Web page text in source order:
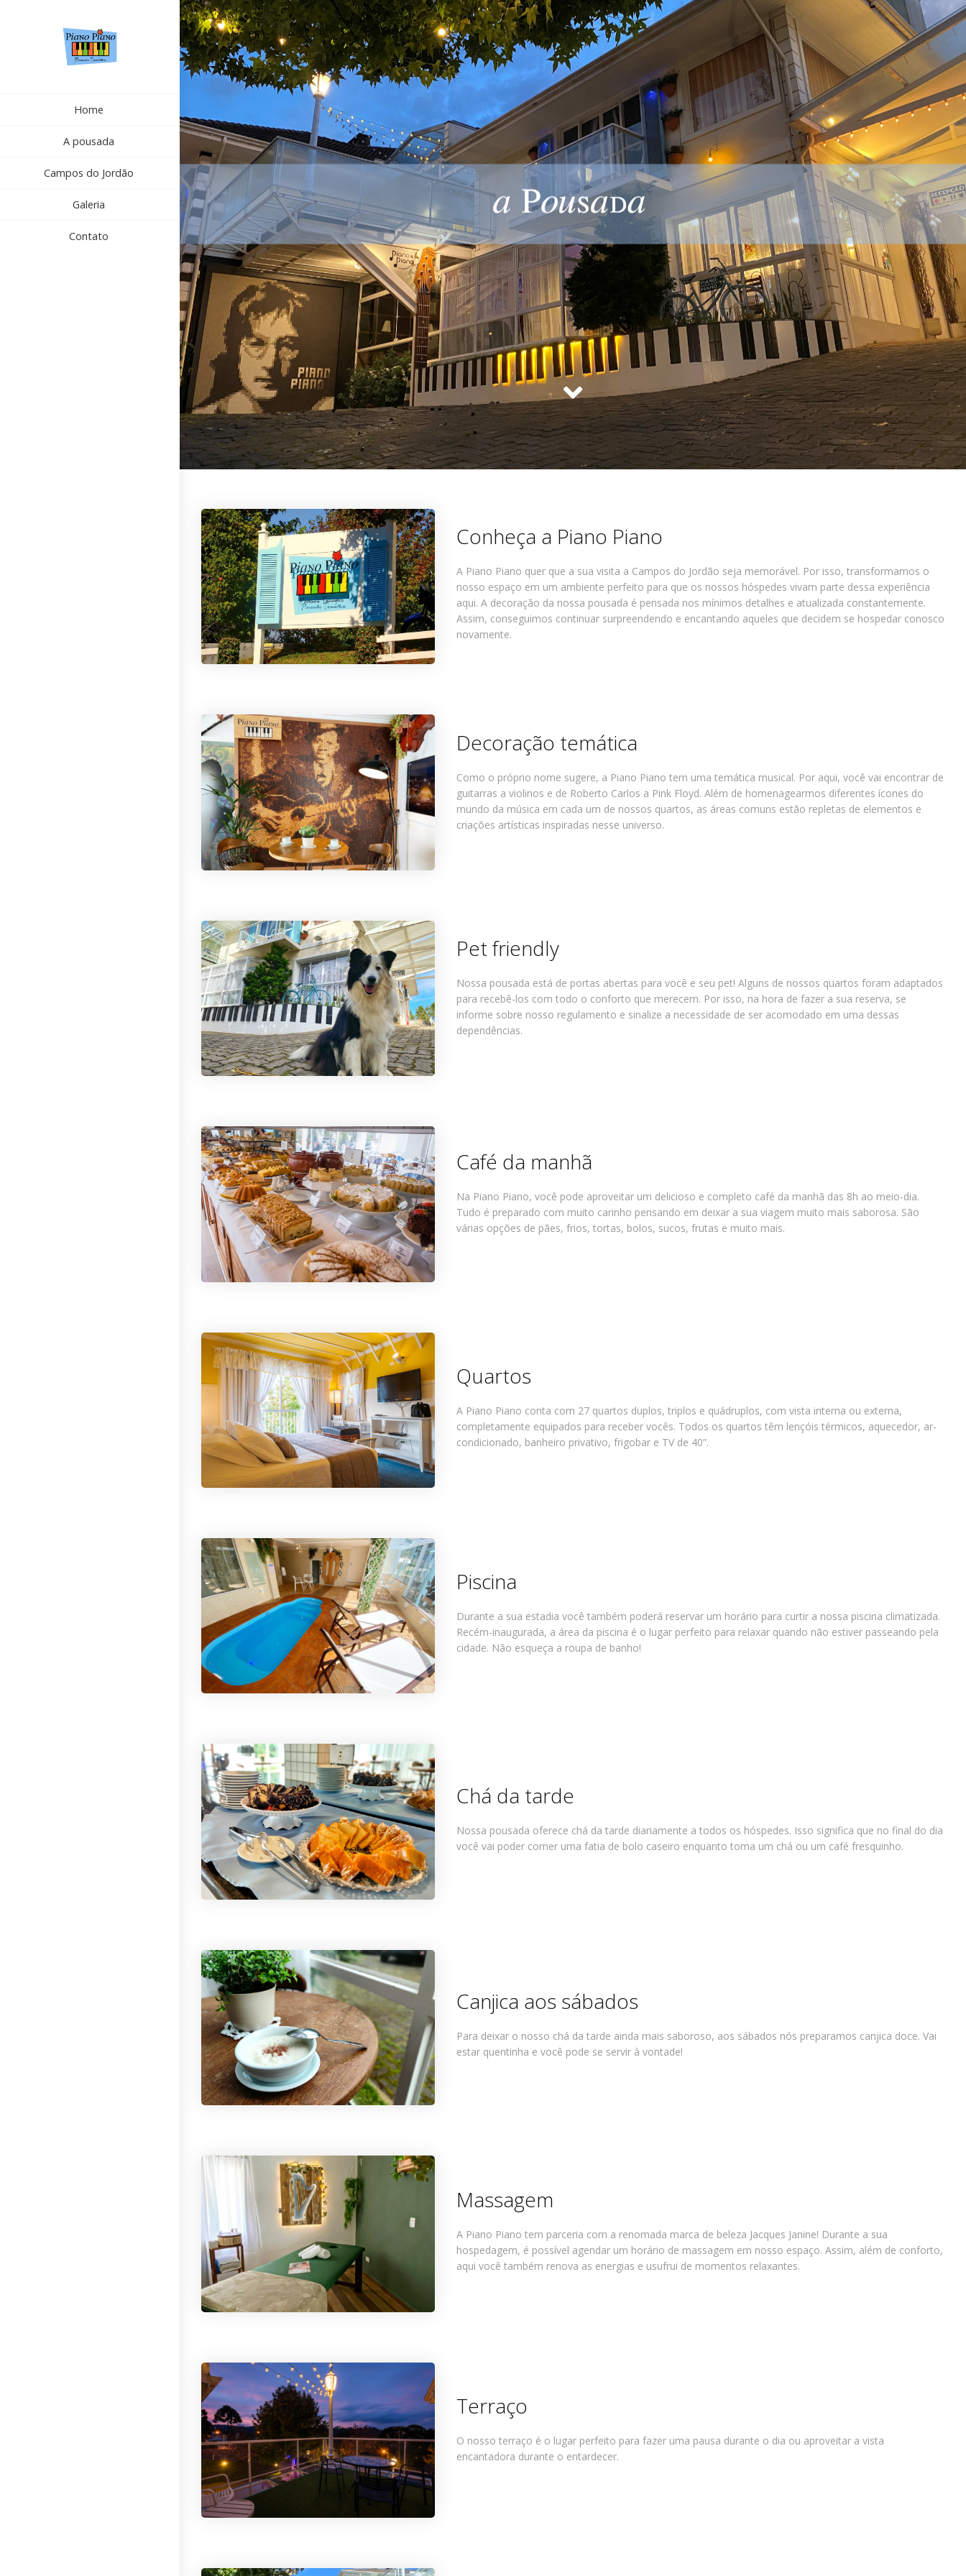
Home
A pousada
Campos do Jordão
Galeria
Contato
Conheça a Piano Piano
A Piano Piano quer que a sua visita a Campos do Jordão seja memorável. Por isso, transformamos o
nosso espaço em um ambiente perfeito para que os nossos hóspedes vivam parte dessa experiência
aqui. A decoração da nossa pousada é pensada nos mínimos detalhes e atualizada constantemente.
Assim, conseguimos continuar surpreendendo e encantando aqueles que decidem se hospedar conosco
novamente.
Decoração temática
Como o próprio nome sugere, a Piano Piano tem uma temática musical. Por aqui, você vai encontrar de
guitarras a violinos e de Roberto Carlos a Pink Floyd. Além de homenagearmos diferentes ícones do
mundo da música em cada um de nossos quartos, as áreas comuns estão repletas de elementos e
criações artísticas inspiradas nesse universo.
Pet friendly
Nossa pousada está de portas abertas para você e seu pet! Alguns de nossos quartos foram adaptados
para recebê-los com todo o conforto que merecem. Por isso, na hora de fazer a sua reserva, se
informe sobre nosso regulamento e sinalize a necessidade de ser acomodado em uma dessas
dependências.
Café da manhã
Na Piano Piano, você pode aproveitar um delicioso e completo café da manhã das 8h ao meio-dia.
Tudo é preparado com muito carinho pensando em deixar a sua viagem muito mais saborosa. São
várias opções de pães, frios, tortas, bolos, sucos, frutas e muito mais.
Quartos
A Piano Piano conta com 27 quartos duplos, triplos e quádruplos, com vista interna ou externa,
completamente equipados para receber vocês. Todos os quartos têm lençóis térmicos, aquecedor, ar-
condicionado, banheiro privativo, frigobar e TV de 40”.
Piscina
Durante a sua estadia você também poderá reservar um horário para curtir a nossa piscina climatizada.
Recém-inaugurada, a área da piscina é o lugar perfeito para relaxar quando não estiver passeando pela
cidade. Não esqueça a roupa de banho!
Chá da tarde
Nossa pousada oferece chá da tarde diariamente a todos os hóspedes. Isso significa que no final do dia
você vai poder comer uma fatia de bolo caseiro enquanto toma um chá ou um café fresquinho.
Canjica aos sábados
Para deixar o nosso chá da tarde ainda mais saboroso, aos sábados nós preparamos canjica doce. Vai
estar quentinha e você pode se servir à vontade!
Massagem
A Piano Piano tem parceria com a renomada marca de beleza Jacques Janine! Durante a sua
hospedagem, é possível agendar um horário de massagem em nosso espaço. Assim, além de conforto,
aqui você também renova as energias e usufrui de momentos relaxantes.
Terraço
O nosso terraço é o lugar perfeito para fazer uma pausa durante o dia ou aproveitar a vista
encantadora durante o entardecer.